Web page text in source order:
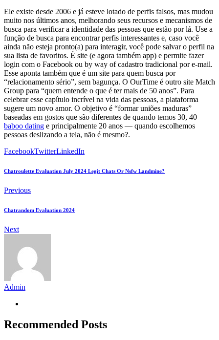
Ele existe desde 2006 e já esteve lotado de perfis falsos, mas mudou
muito nos últimos anos, melhorando seus recursos e mecanismos de
busca para verificar a identidade das pessoas que estão por lá. Use a
função de busca para encontrar perfis interessantes e, caso você
ainda não esteja pronto(a) para interagir, você pode salvar o perfil na
sua lista de favoritos. É site (e agora também app) e permite fazer
login com o Facebook ou by way of cadastro tradicional por e-mail.
Esse aponta também que é um site para quem busca por
“relacionamento sério”, sem bagunça. O OurTime é outro site Match
Group para “quem entende o que é ter mais de 50 anos”. Para
celebrar esse capítulo incrível na vida das pessoas, a plataforma
sugere um novo amor. O objetivo é “formar uniões maduras”
baseadas em gostos que são diferentes de quando temos 30, 40
baboo dating e principalmente 20 anos — quando escolhemos
pessoas deslizando a tela, não é mesmo?.
FacebookTwitterLinkedIn
Chatroulette Evaluation July 2024 Legit Chats Or Nsfw Landmine?
Previous
Chatrandom Evaluation 2024
Next
Admin
Recommended Posts